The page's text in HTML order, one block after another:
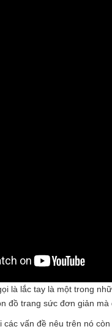
là lắc tay là một trong
đồ trang sức đơn giản mà
các vấn đề nêu trên nó